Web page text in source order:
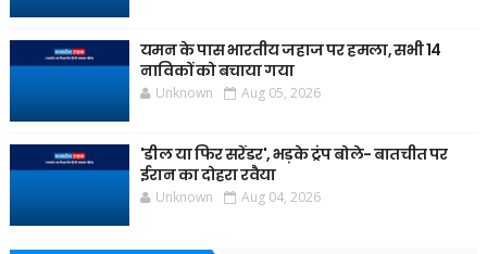
यमन के पास भारतीय जहाज पर हमला, सभी 14
नाविकों को बचाया गया
Unknown Aug 05, 2026
'डील या फिर सरेंडर', भड़के ट्रंप बोले- बातचीत पर
ईरान का दोहरा रवैया
Unknown Aug 04, 2026